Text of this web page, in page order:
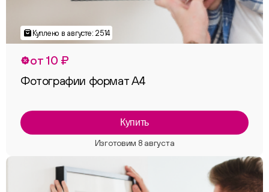
от 10 ₽
Фотографии формат А4
Купить